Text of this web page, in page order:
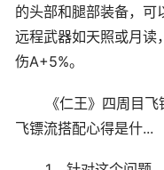
的头部和腿部装备，可
远程武器如天照或月读
伤A+5%。
《仁王》四周目
飞镖流搭配心得是什...